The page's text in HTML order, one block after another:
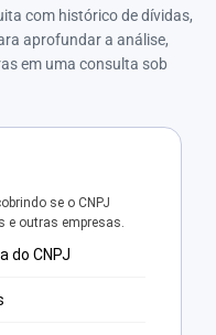
com histórico de dívidas,
aprofundar a análise,
em uma consulta sob
se o CNPJ
e outras empresas.
do CNPJ